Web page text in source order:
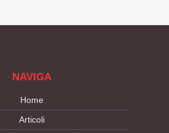
NAVIGA
Home
Articoli